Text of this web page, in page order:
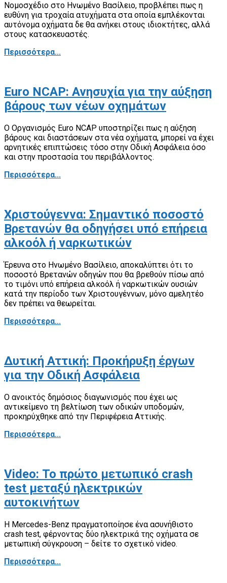
Νομοσχέδιο στο Ηνωμένο Βασίλειο, προβλέπει πως η
ευθύνη για τροχαία ατυχήματα στα οποία εμπλέκονται
αυτόνομα οχήματα δε θα ανήκει στους ιδιοκτήτες, αλλά
στους κατασκευαστές.
Περισσότερα...
Euro NCAP: Ανησυχία για την αύξηση
βάρους των νέων οχημάτων
Ο Οργανισμός Euro NCAP υποστηρίζει πως η αύξηση
βάρους και διαστάσεων στα νέα οχήματα, μπορεί να έχει
αρνητικές επιπτώσεις τόσο στην Οδική Ασφάλεια όσο
και στην προστασία του περιβάλλοντος.
Περισσότερα...
Χριστούγεννα: Σημαντικό ποσοστό
Βρετανών θα οδηγήσει υπό επήρεια
αλκοόλ ή ναρκωτικών
Έρευνα στο Ηνωμένο Βασίλειο, αποκαλύπτει ότι το
ποσοστό Βρετανών οδηγών που θα βρεθούν πίσω από
το τιμόνι υπό επήρεια αλκοόλ ή ναρκωτικών ουσιών
κατά την περίοδο των Χριστουγέννων, μόνο αμελητέο
δεν πρέπει να θεωρείται.
Περισσότερα...
Δυτική Αττική: Προκήρυξη έργων
για την Οδική Ασφάλεια
Ο ανοικτός δημόσιος διαγωνισμός που έχει ως
αντικείμενο τη βελτίωση των οδικών υποδομών,
προκηρύχθηκε από την Περιφέρεια Αττικής.
Περισσότερα...
Video: Το πρώτο μετωπικό crash
test μεταξύ ηλεκτρικών
αυτοκινήτων
Η Mercedes-Benz πραγματοποίησε ένα ασυνήθιστο
crash test, φέρνοντας δύο ηλεκτρικά της οχήματα σε
μετωπική σύγκρουση – δείτε το σχετικό video.
Περισσότερα...